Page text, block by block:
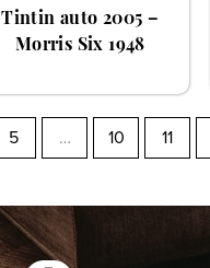
Tintin auto 2005 –
Morris Six 1948
5 … 10 11